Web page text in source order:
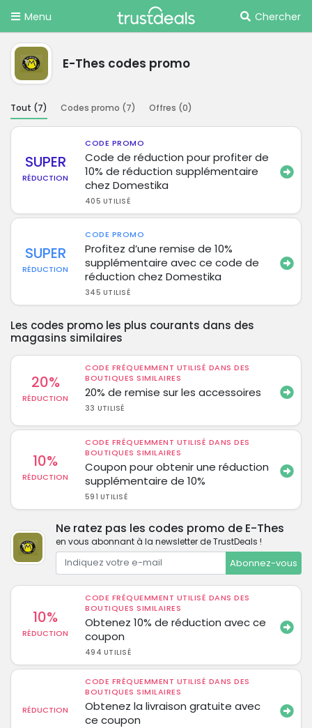
Menu Chercher
E-Thes codes promo
Tout (7) Codes promo (7) Offres (0)
SUPER
RÉDUCTION
CODE PROMO
Code de réduction pour profiter de
10% de réduction supplémentaire
chez Domestika
405 UTILISÉ
SUPER
RÉDUCTION
CODE PROMO
Profitez d’une remise de 10%
supplémentaire avec ce code de
réduction chez Domestika
345 UTILISÉ
Les codes promo les plus courants dans des
magasins similaires
20%
RÉDUCTION
CODE FRÉQUEMMENT UTILISÉ DANS DES
BOUTIQUES SIMILAIRES
20% de remise sur les accessoires
33 UTILISÉ
10%
RÉDUCTION
CODE FRÉQUEMMENT UTILISÉ DANS DES
BOUTIQUES SIMILAIRES
Coupon pour obtenir une réduction
supplémentaire de 10%
591 UTILISÉ
Ne ratez pas les codes promo de E-Thes
en vous abonnant à la newsletter de TrustDeals !
Abonnez-vous
10%
RÉDUCTION
CODE FRÉQUEMMENT UTILISÉ DANS DES
BOUTIQUES SIMILAIRES
Obtenez 10% de réduction avec ce
coupon
494 UTILISÉ
RÉDUCTION
CODE FRÉQUEMMENT UTILISÉ DANS DES
BOUTIQUES SIMILAIRES
Obtenez la livraison gratuite avec
ce coupon